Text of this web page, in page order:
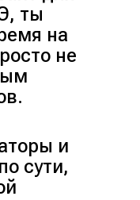
ты
на
не
и
сути,